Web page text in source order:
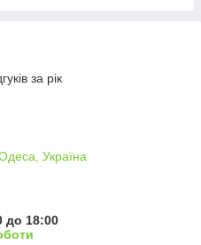
за рік
Україна
до 18:00